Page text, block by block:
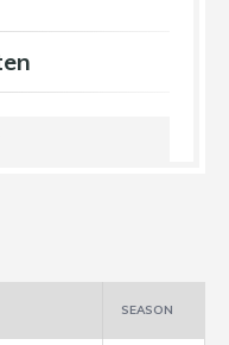
SEASON